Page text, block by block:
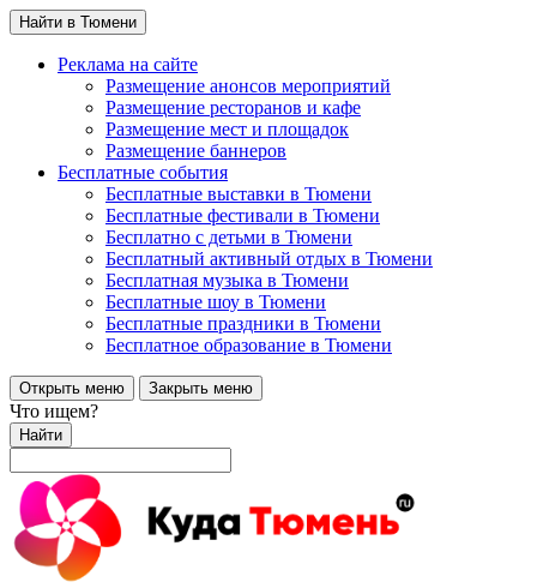
Найти в Тюмени
Реклама на сайте
Размещение анонсов мероприятий
Размещение ресторанов и кафе
Размещение мест и площадок
Размещение баннеров
Бесплатные события
Бесплатные выставки в Тюмени
Бесплатные фестивали в Тюмени
Бесплатно с детьми в Тюмени
Бесплатный активный отдых в Тюмени
Бесплатная музыка в Тюмени
Бесплатные шоу в Тюмени
Бесплатные праздники в Тюмени
Бесплатное образование в Тюмени
Открыть меню Закрыть меню
Что ищем?
Найти